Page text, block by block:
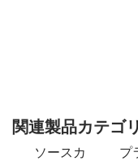
関連製品カテゴリ
ソースカ
プ